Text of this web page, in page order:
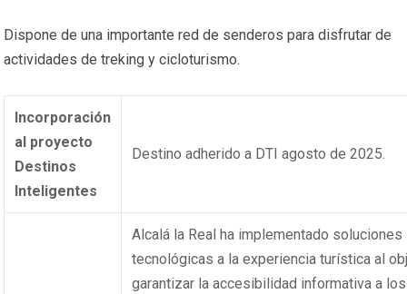
Dispone de una importante red de senderos para disfrutar de
actividades de treking y cicloturismo.
Incorporación
al proyecto
Destinos
Inteligentes
Destino adherido a DTI agosto de 2025.
Alcalá la Real ha implementado soluciones
tecnológicas a la experiencia turística al
garantizar la accesibilidad informativa a